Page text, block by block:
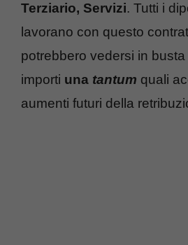
Terziario, Servizi. Tutti i
lavorano con questo
potrebbero vedersi in
importi una tantum quali
aumenti futuri della